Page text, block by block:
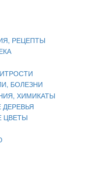
РЕЦЕПТЫ
БОЛЕЗНИ
ХИМИКАТЫ
ЦВЕТЫ